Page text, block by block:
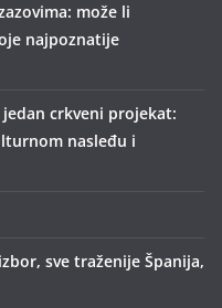
može li
najpoznatije
crkveni projekat:
nasleđu i
sve traženije Španija,